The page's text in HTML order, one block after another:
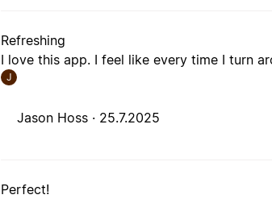
Refreshing
I love this app. I feel like every time I turn
J
Jason Hoss · 25.7.2025
Perfect!